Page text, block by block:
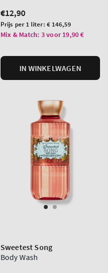
Normale
prijs
€12,90
Prijs
per
Prijs per 1 liter: € 146,59
Mix & Match: 3 voor 19,90 €
IN WINKELWAGEN
Sweetest Song
Body Wash